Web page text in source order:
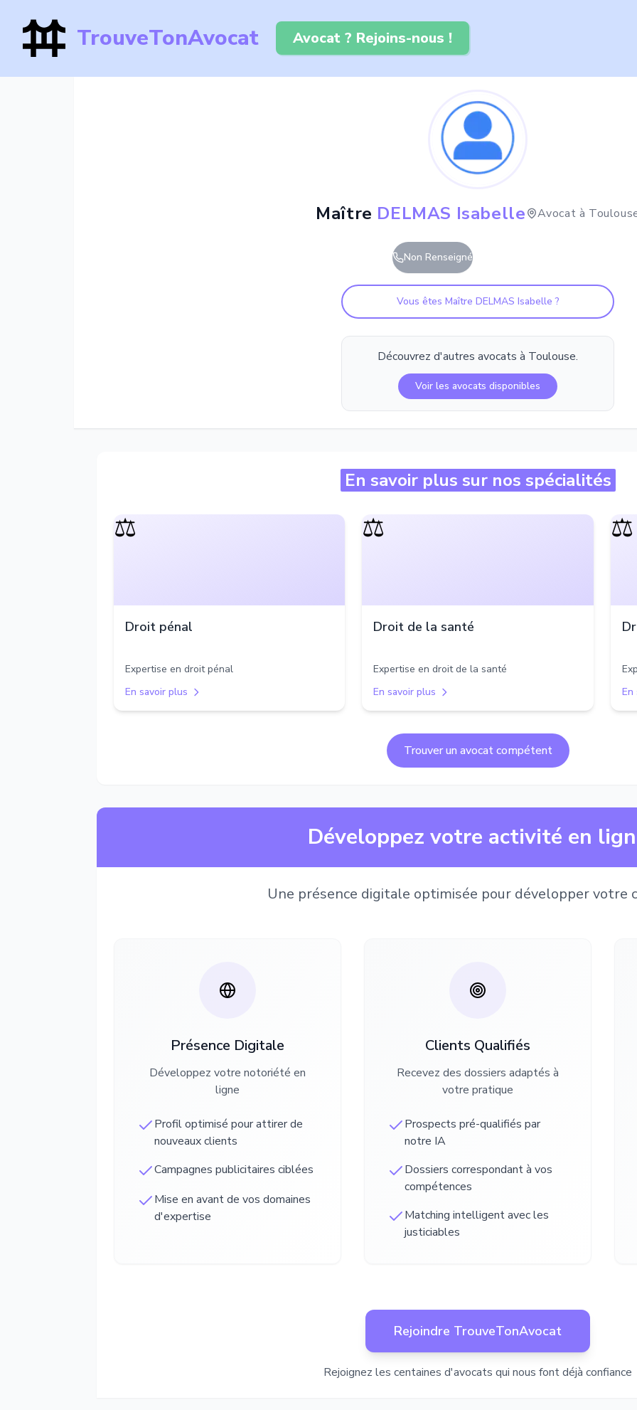
TrouveTonAvocat Avocat ? Rejoins-nous !
Maître DELMAS Isabelle Avocat à
Non Renseigné
Vous êtes Maître DELMAS Isabelle ?
Découvrez d'autres avocats à Toulouse.
Voir les avocats disponibles
En savoir plus sur nos spécialités
⚖️
Droit pénal
Expertise en droit pénal
En savoir plus
⚖️
Droit de la santé
Expertise en droit de la santé
En savoir plus
⚖️
En
Trouver un avocat compétent
Développez votre activité en
Une présence digitale optimisée pour développer votre
Présence Digitale
Développez votre notoriété en
ligne
Profil optimisé pour attirer de
nouveaux clients
Campagnes publicitaires ciblées
Mise en avant de vos domaines
d'expertise
Clients Qualifiés
Recevez des dossiers adaptés à
votre pratique
Prospects pré-qualifiés par
notre IA
Dossiers correspondant à vos
compétences
Matching intelligent avec les
justiciables
Rejoindre TrouveTonAvocat
Rejoignez les centaines d'avocats qui nous font déjà confiance